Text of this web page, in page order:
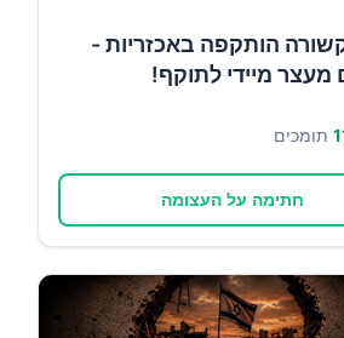
הותקפה באכזריות -
מעצר מיידי לתוקף!
תומכים
חתימה על העצומה